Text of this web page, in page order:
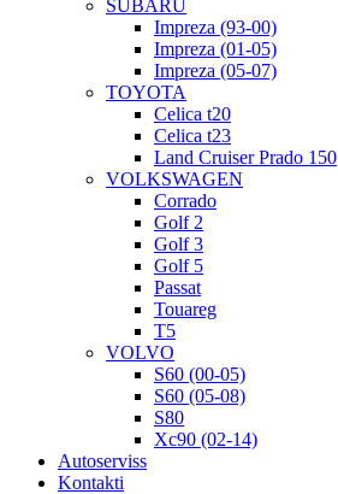
SUBARU
Impreza (93-00)
Impreza (01-05)
Impreza (05-07)
TOYOTA
Celica t20
Celica t23
Land Cruiser Prado 150
VOLKSWAGEN
Corrado
Golf 2
Golf 3
Golf 5
Passat
Touareg
T5
VOLVO
S60 (00-05)
S60 (05-08)
S80
Xc90 (02-14)
Autoserviss
Kontakti